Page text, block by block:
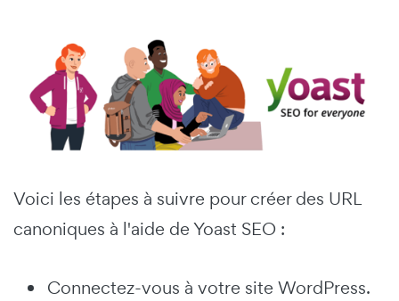
Voici les étapes à suivre pour créer des URL
canoniques à l'aide de Yoast SEO :
Connectez-vous à votre site WordPress.